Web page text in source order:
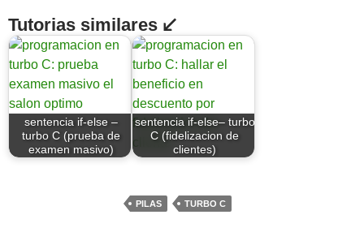
Tutorias similares ↙
sentencia if-else –
turbo C (prueba de
examen masivo)
sentencia if-else– turbo
C (fidelizacion de
clientes)
PILAS TURBO C